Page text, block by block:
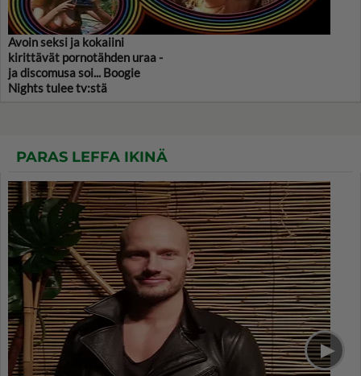
Avoin seksi ja kokaiini
kirittävät pornotähden uraa -
ja discomusa soi... Boogie
Nights tulee tv:stä
PARAS LEFFA IKINÄ